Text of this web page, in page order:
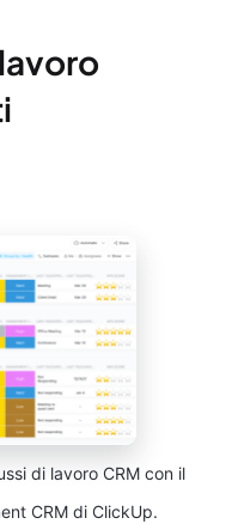
di lavoro CRM con il
CRM di ClickUp.